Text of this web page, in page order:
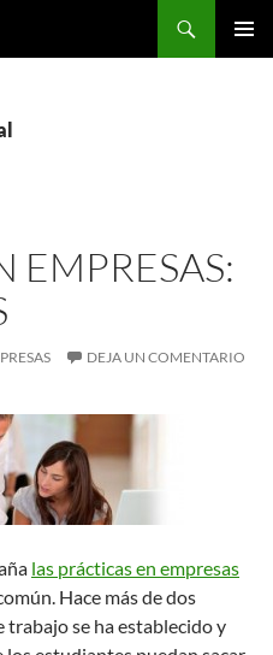
EMPRESAS:
DEJA UN COMENTARIO
las prácticas en empresas
Hace más de dos
trabajo se ha establecido y